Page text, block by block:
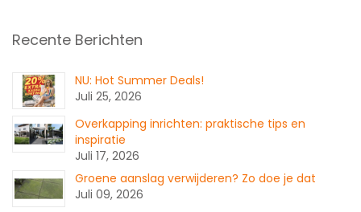
Recente Berichten
NU: Hot Summer Deals!
Juli 25, 2026
Overkapping inrichten: praktische tips en
inspiratie
Juli 17, 2026
Groene aanslag verwijderen? Zo doe je dat
Juli 09, 2026